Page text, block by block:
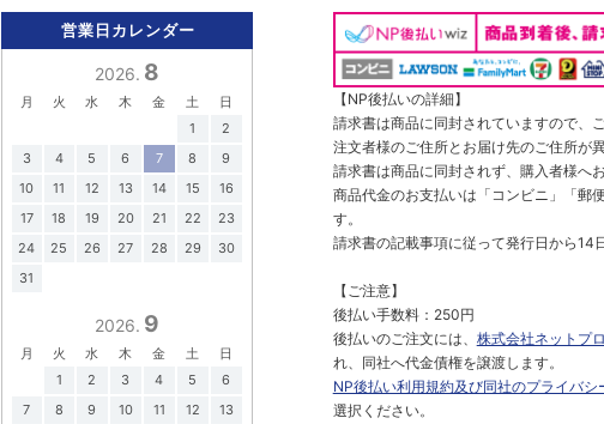
【NP後払いの詳細】
請求書は商品に同封されていますので、
注文者様のご住所とお届け先のご住所が異
請求書は商品に同封されず、購入者様へ
商品代金のお支払いは「コンビニ」「郵
す。
請求書の記載事項に従って発行日から14
【ご注意】
後払い手数料：250円
後払いのご注文には、 株式会社ネットプ
れ、同社へ代金債権を譲渡します。
NP後払い利用規約及び同社のプライバシ
選択ください。
営業日カレンダー
2026. 8
月 火 水 木 金 土
日
1
2
3
4 5 6 7 8
9
10
11 12 13 14 15
16
17
18 19 20 21 22
23
24
25 26 27 28 29
30
31
2026. 9
月 火 水 木 金 土
日
1
2 3 4 5
6
7
8 9 10 11 12
13